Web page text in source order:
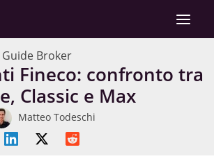
Guide Broker
Fineco: confronto tra
Classic e Max
Matteo Todeschi